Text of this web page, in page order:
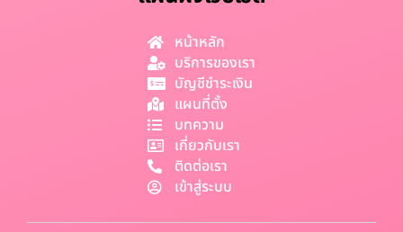
หน้าหลัก
บริการของเรา
บัญชีชำระเงิน
แผนที่ตั้ง
บทความ
เกี่ยวกับเรา
ติดต่อเรา
เข้าสู่ระบบ